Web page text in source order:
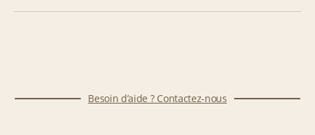
Besoin d’aide ? Contactez-nous